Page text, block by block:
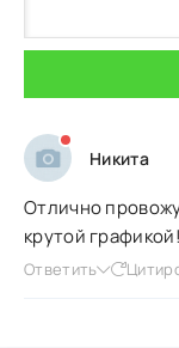
Никита
Отлично
крутой графикой!
Ответить